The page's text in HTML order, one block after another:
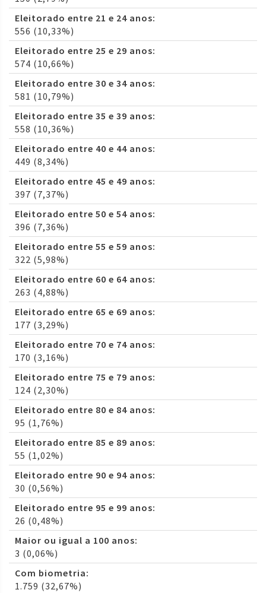
Eleitorado entre 21 e 24 anos:
556 (10,33%)
Eleitorado entre 25 e 29 anos:
574 (10,66%)
Eleitorado entre 30 e 34 anos:
581 (10,79%)
Eleitorado entre 35 e 39 anos:
558 (10,36%)
Eleitorado entre 40 e 44 anos:
449 (8,34%)
Eleitorado entre 45 e 49 anos:
397 (7,37%)
Eleitorado entre 50 e 54 anos:
396 (7,36%)
Eleitorado entre 55 e 59 anos:
322 (5,98%)
Eleitorado entre 60 e 64 anos:
263 (4,88%)
Eleitorado entre 65 e 69 anos:
177 (3,29%)
Eleitorado entre 70 e 74 anos:
170 (3,16%)
Eleitorado entre 75 e 79 anos:
124 (2,30%)
Eleitorado entre 80 e 84 anos:
95 (1,76%)
Eleitorado entre 85 e 89 anos:
55 (1,02%)
Eleitorado entre 90 e 94 anos:
30 (0,56%)
Eleitorado entre 95 e 99 anos:
26 (0,48%)
Maior ou igual a 100 anos:
3 (0,06%)
Com biometria:
1.759 (32,67%)